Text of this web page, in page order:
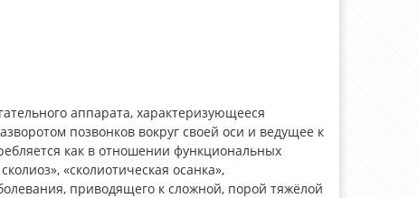
аппарата, характеризующееся
позвонков вокруг своей оси и ведущее к
как в отношении функциональных
«сколиотическая осанка»,
приводящего к сложной, порой тяжёлой